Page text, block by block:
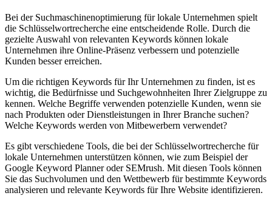
Bei der Suchmaschinenoptimierung für lokale Unternehmen spielt
die Schlüsselwortrecherche eine entscheidende Rolle. Durch die
gezielte Auswahl von relevanten Keywords können lokale
Unternehmen ihre Online-Präsenz verbessern und potenzielle
Kunden besser erreichen.
Um die richtigen Keywords für Ihr Unternehmen zu finden, ist es
wichtig, die Bedürfnisse und Suchgewohnheiten Ihrer Zielgruppe zu
kennen. Welche Begriffe verwenden potenzielle Kunden, wenn sie
nach Produkten oder Dienstleistungen in Ihrer Branche suchen?
Welche Keywords werden von Mitbewerbern verwendet?
Es gibt verschiedene Tools, die bei der Schlüsselwortrecherche für
lokale Unternehmen unterstützen können, wie zum Beispiel der
Google Keyword Planner oder SEMrush. Mit diesen Tools können
Sie das Suchvolumen und den Wettbewerb für bestimmte Keywords
analysieren und relevante Keywords für Ihre Website identifizieren.